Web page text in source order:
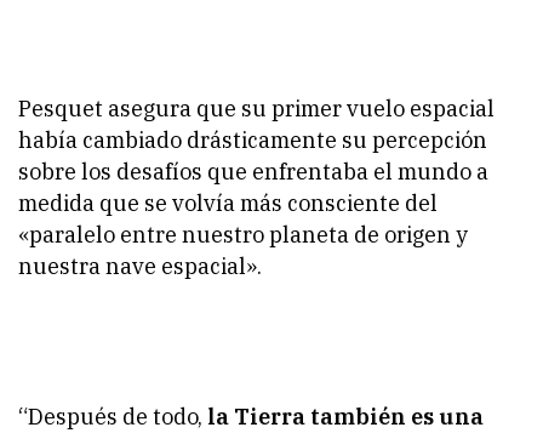
Pesquet asegura que su primer vuelo espacial
había cambiado drásticamente su percepción
sobre los desafíos que enfrentaba el mundo a
medida que se volvía más consciente del
«paralelo entre nuestro planeta de origen y
nuestra nave espacial».
“Después de todo, la Tierra también es una